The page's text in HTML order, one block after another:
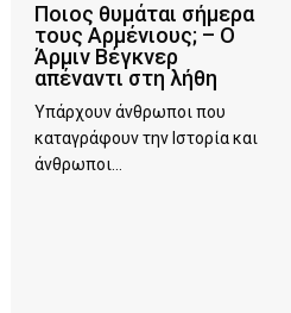
Ποιος θυμάται σήμερα
τους Αρμένιους; – Ο
Άρμιν Βέγκνερ
απέναντι στη λήθη
Υπάρχουν άνθρωποι που
καταγράφουν την Ιστορία και
άνθρωποι...